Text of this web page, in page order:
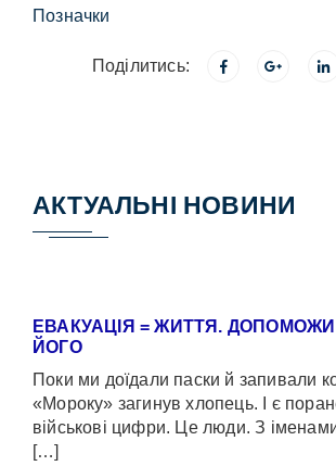
Позначки
Поділитись:
АКТУАЛЬНІ НОВИНИ
ЕВАКУАЦІЯ = ЖИТТЯ.
ЙОГО
Поки ми доїдали паски й запивали
«Мороку» загинув хлопець. І є
військові цифри. Це люди. З
[…]